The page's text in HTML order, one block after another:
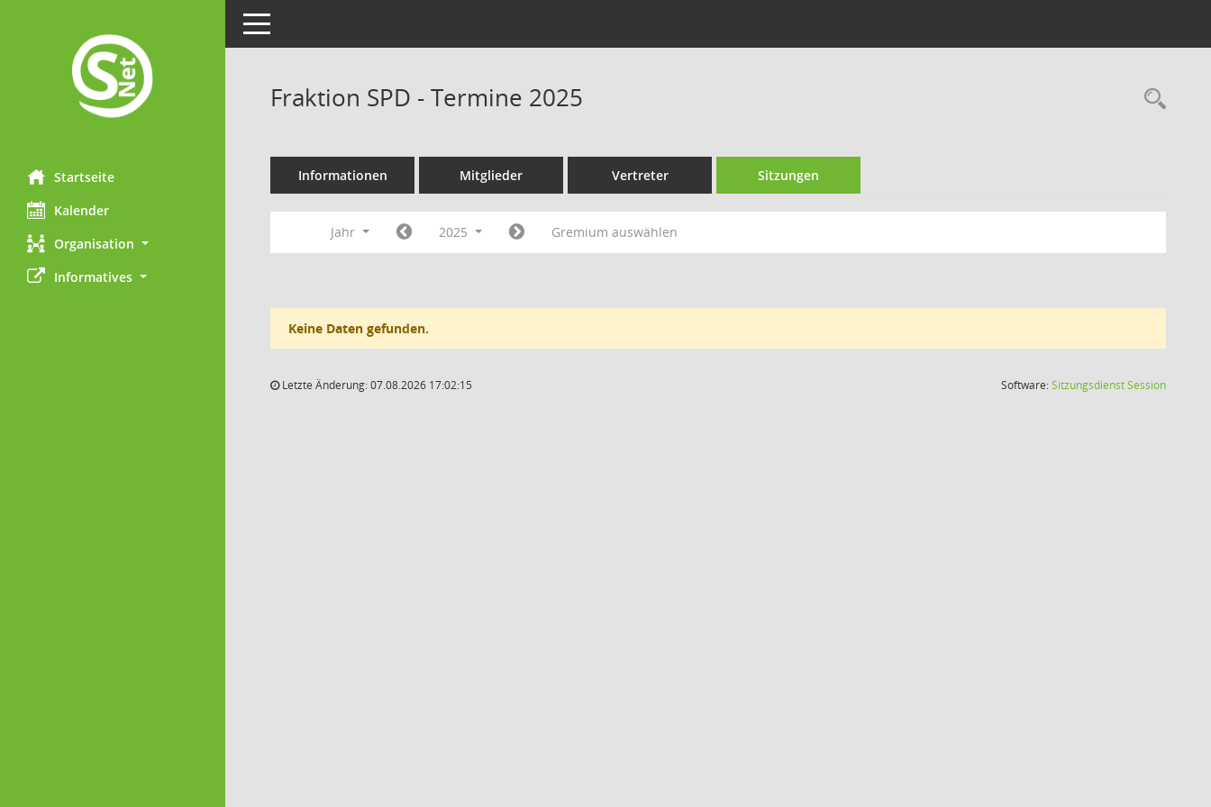
Startseite
Kalender
Organisation
Informatives
Toggle navigation
Fraktion SPD - Termine 2025
Informationen Mitglieder Vertreter Sitzungen
Jahr 2025 Gremium auswählen
Keine Daten gefunden.
Letzte Änderung: 07.08.2026 17:02:15 Software:SitzungsdienstSession(Wird in